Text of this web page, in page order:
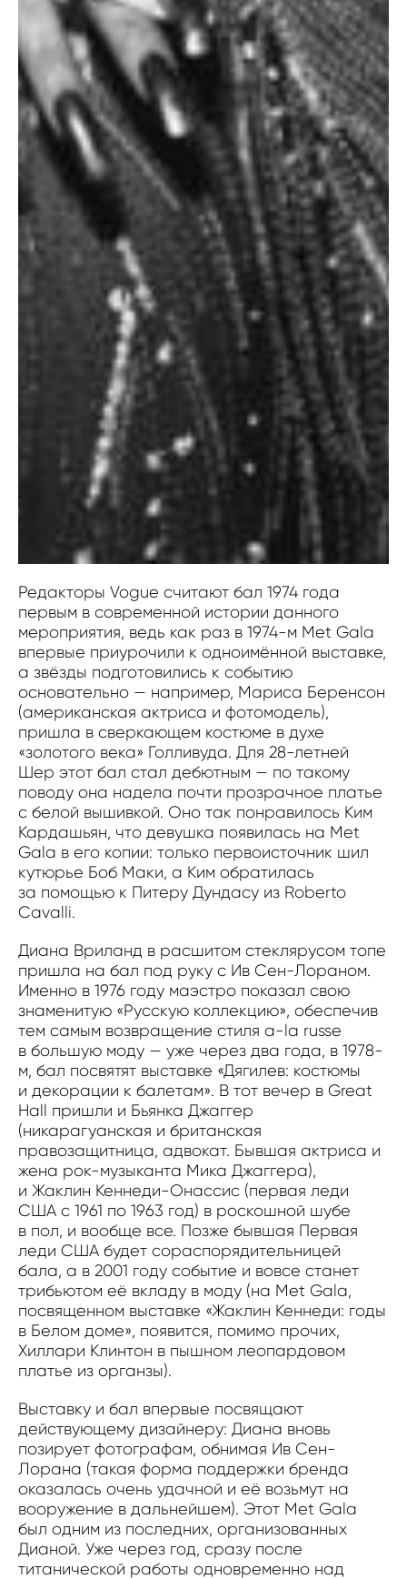
Редакторы Vogue считают бал 1974 года
первым в современной истории данного
мероприятия, ведь как раз в 1974-м Met Gala
впервые приурочили к одноимённой выставке,
а звёзды подготовились к событию
основательно — например, Мариса Беренсон
(американская актриса и фотомодель),
пришла в сверкающем костюме в духе
«золотого века» Голливуда. Для 28-летней
Шер этот бал стал дебютным — по такому
поводу она надела почти прозрачное платье
с белой вышивкой. Оно так понравилось Ким
Кардашьян, что девушка появилась на Met
Gala в его копии: только первоисточник шил
кутюрье Боб Маки, а Ким обратилась
за помощью к Питеру Дундасу из Roberto
Cavalli.
Диана Вриланд в расшитом стеклярусом топе
пришла на бал под руку с Ив Сен-Лораном.
Именно в 1976 году маэстро показал свою
знаменитую «Русскую коллекцию», обеспечив
тем самым возвращение стиля a-la russe
в большую моду — уже через два года, в 1978-
м, бал посвятят выставке «Дягилев: костюмы
и декорации к балетам». В тот вечер в Great
Hall пришли и Бьянка Джаггер
(никарагуанская и британская
правозащитница, адвокат. Бывшая актриса и
жена рок-музыканта Мика Джаггера),
и Жаклин Кеннеди-Онассис (первая леди
США с 1961 по 1963 год) в роскошной шубе
в пол, и вообще все. Позже бывшая Первая
леди США будет сораспорядительницей
бала, а в 2001 году событие и вовсе станет
трибьютом её вкладу в моду (на Met Gala,
посвященном выставке «Жаклин Кеннеди: годы
в Белом доме», появится, помимо прочих,
Хиллари Клинтон в пышном леопардовом
платье из органзы).
Выставку и бал впервые посвящают
действующему дизайнеру: Диана вновь
позирует фотографам, обнимая Ив Сен-
Лорана (такая форма поддержки бренда
оказалась очень удачной и её возьмут на
вооружение в дальнейшем). Этот Met Gala
был одним из последних, организованных
Дианой. Уже через год, сразу после
титанической работы одновременно над